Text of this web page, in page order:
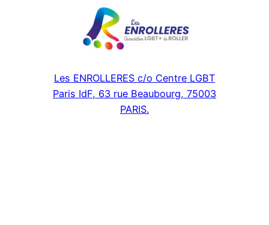
Les ENROLLERES c/o Centre LGBT
Paris IdF, 63 rue Beaubourg, 75003
PARIS.